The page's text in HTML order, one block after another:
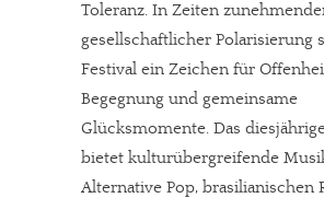
Toleranz. In Zeiten
gesellschaftlicher Polarisierung
Festival ein Zeichen für
Begegnung und gemeinsame
Glücksmomente. Das
bietet kulturübergreifende
Alternative Pop, brasilianischen